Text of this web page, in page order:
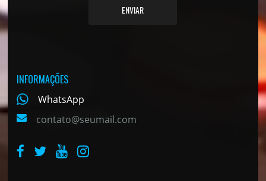
ENVIAR
INFORMAÇÕES
WhatsApp
contato@seumail.com